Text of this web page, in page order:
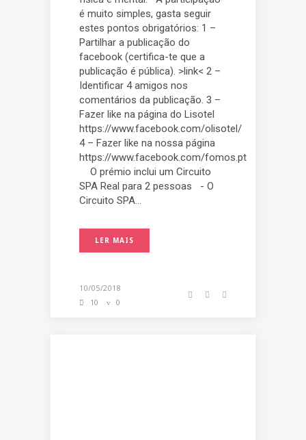
é muito simples, gasta seguir
estes pontos obrigatórios: 1 –
Partilhar a publicação do
facebook (certifica-te que a
publicação é pública). >link< 2 –
Identificar 4 amigos nos
comentários da publicação. 3 –
Fazer like na página do Lisotel
https://www.facebook.com/olisotel/
4 – Fazer like na nossa página
https://www.facebook.com/fomos.pt
O prémio inclui um Circuito
SPA Real para 2 pessoas - O
Circuito SPA...
LER MAIS
10/05/2018
10
0